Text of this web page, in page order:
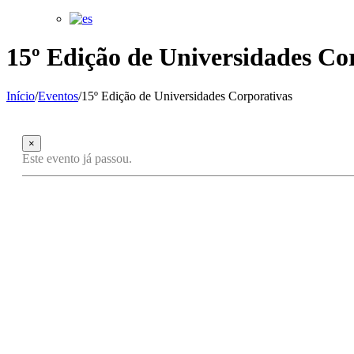
15º Edição de Universidades
Início/Eventos/15º Edição de Universidades Corporativas
×
Este evento já passou.